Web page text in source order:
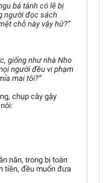
bá tánh có lẽ bị
người đọc sách
chỗ này vậy hử?”
giống như nhà Nho
người đều vi phạm
mai tôi?”
chụp cây gậy
nắn, trong bị toàn
tiền, đều muốn đưa